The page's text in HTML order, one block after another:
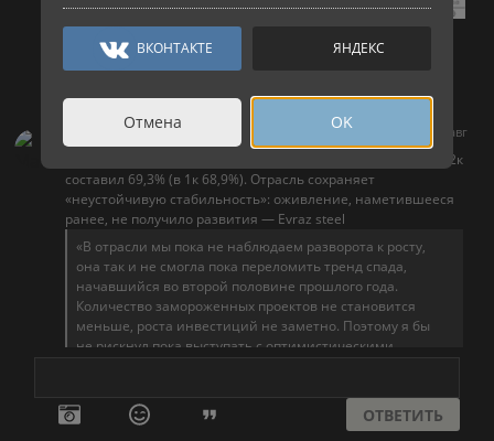
Индекс здоровья отрасли стального строительства в РФ в 2к
составил 69,3% (в 1к 68,9%). Отрасль сохраняет
«неустойчивую стабильность»: оживление, наметившееся
ранее, не получило развития — Evraz steel
«В отрасли мы пока не наблюдаем разворота к росту,
она так и не смогла пока переломить тренд спада,
начавшийся во второй половине прошлого года.
Количество замороженных проектов не становится
меньше, роста инвестиций не заметно. Поэтому я бы
не рискнул пока выступать с оптимистическими
— отметил директор по развитию рыночного спроса
«Евраза» Дмитрий Еремеев
6 авг
ОТВЕТИТЬ
ВКОНТАКТЕ ЯНДЕКС
Отмена OK